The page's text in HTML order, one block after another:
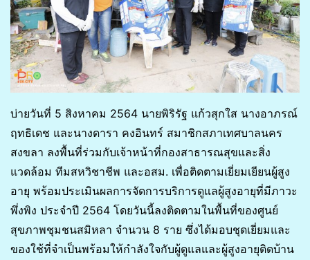
บ่ายวันที่ 5 สิงหาคม 2564 นายพิริรัฐ แก้วสุกใส นางอาภรณ์
ฤทธิเดช และนางดารา คงอินทร์ สมาชิกสภาเทศบาลนคร
สงขลา ลงพื้นที่ร่วมกับเจ้าหน้าที่กองสาธารณสุขและสิ่ง
แวดล้อม ทีมสหวิชาชีพ และอสม. เพื่อติดตามเยี่ยมเยียนผู้สูง
อายุ พร้อมประเมินผลการจัดการบริการดูแลผู้สูงอายุที่มีภาวะ
พึ่งพิง ประจำปี 2564 โดยวันนี้ลงติดตามในพื้นที่ของศูนย์
สุขภาพชุมชนสมิหลา จำนวน 8 ราย ซึ่งได้มอบชุดเยี่ยมและ
ของใช้ที่จำเป็นพร้อมให้กำลังใจกับผู้ดูแลและผู้สูงอายุติดบ้าน